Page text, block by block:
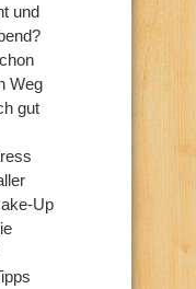
und
Weg
gut
Up